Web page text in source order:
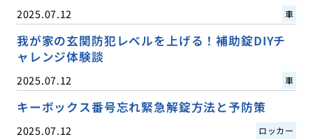
2025.07.12 車
我が家の玄関防犯レベルを上げる！補助錠DIYチ
ャレンジ体験談
2025.07.12 車
キーボックス番号忘れ緊急解錠方法と予防策
2025.07.12 ロッカー